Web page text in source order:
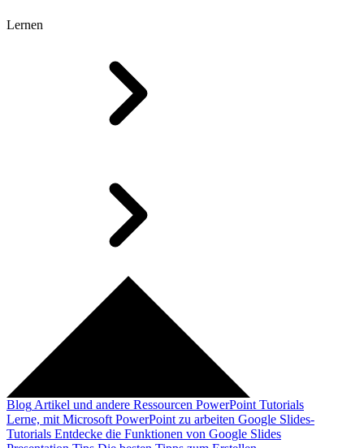
Lernen
Blog Artikel und andere Ressourcen PowerPoint Tutorials
Lerne, mit Microsoft PowerPoint zu arbeiten Google Slides-
Tutorials Entdecke die Funktionen von Google Slides